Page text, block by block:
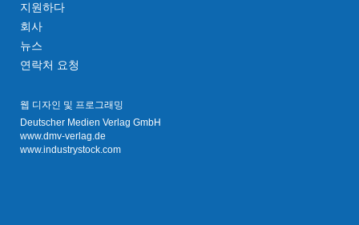
지원하다
회사
뉴스
연락처 요청
웹 디자인 및 프로그래밍
Deutscher Medien Verlag GmbH
www.dmv-verlag.de
www.industrystock.com